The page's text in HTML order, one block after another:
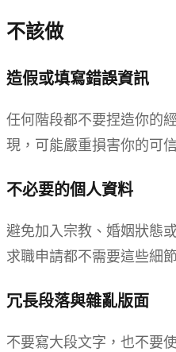
不該做
造假或填寫錯誤資訊
任何階段都不要捏造你的
現，可能嚴重損害你的可
不必要的個人資料
避免加入宗教、婚姻狀態
求職申請都不需要這些細
冗長段落與雜亂版面
不要寫大段文字，也不要